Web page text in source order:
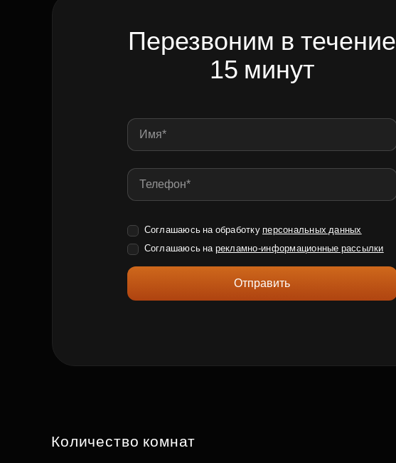
Перезвоним в течение
15 минут
Соглашаюсь на обработку персональных данных
Соглашаюсь на рекламно-информационные рассылки
Отправить
Количество комнат